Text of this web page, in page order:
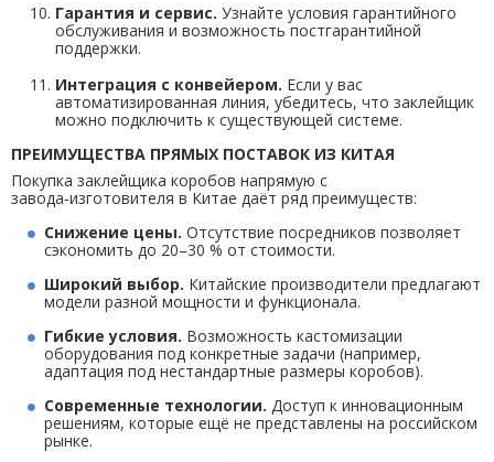
Гарантия и сервис. Узнайте условия гарантийного
обслуживания и возможность постгарантийной
поддержки.
Интеграция с конвейером. Если у вас
автоматизированная линия, убедитесь, что заклейщик
можно подключить к существующей системе.
ПРЕИМУЩЕСТВА ПРЯМЫХ ПОСТАВОК ИЗ КИТАЯ
Покупка заклейщика коробов напрямую с
завода‑изготовителя в Китае даёт ряд преимуществ:
Снижение цены. Отсутствие посредников позволяет
сэкономить до 20–30 % от стоимости.
Широкий выбор. Китайские производители предлагают
модели разной мощности и функционала.
Гибкие условия. Возможность кастомизации
оборудования под конкретные задачи (например,
адаптация под нестандартные размеры коробов).
Современные технологии. Доступ к инновационным
решениям, которые ещё не представлены на российском
рынке.